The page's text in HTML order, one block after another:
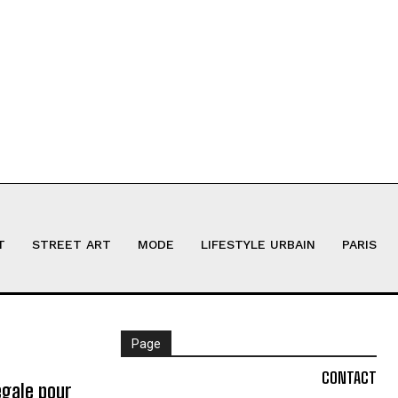
STREET ART MODE LIFESTYLE URBAIN PARIS
pour
Page
CONTACT